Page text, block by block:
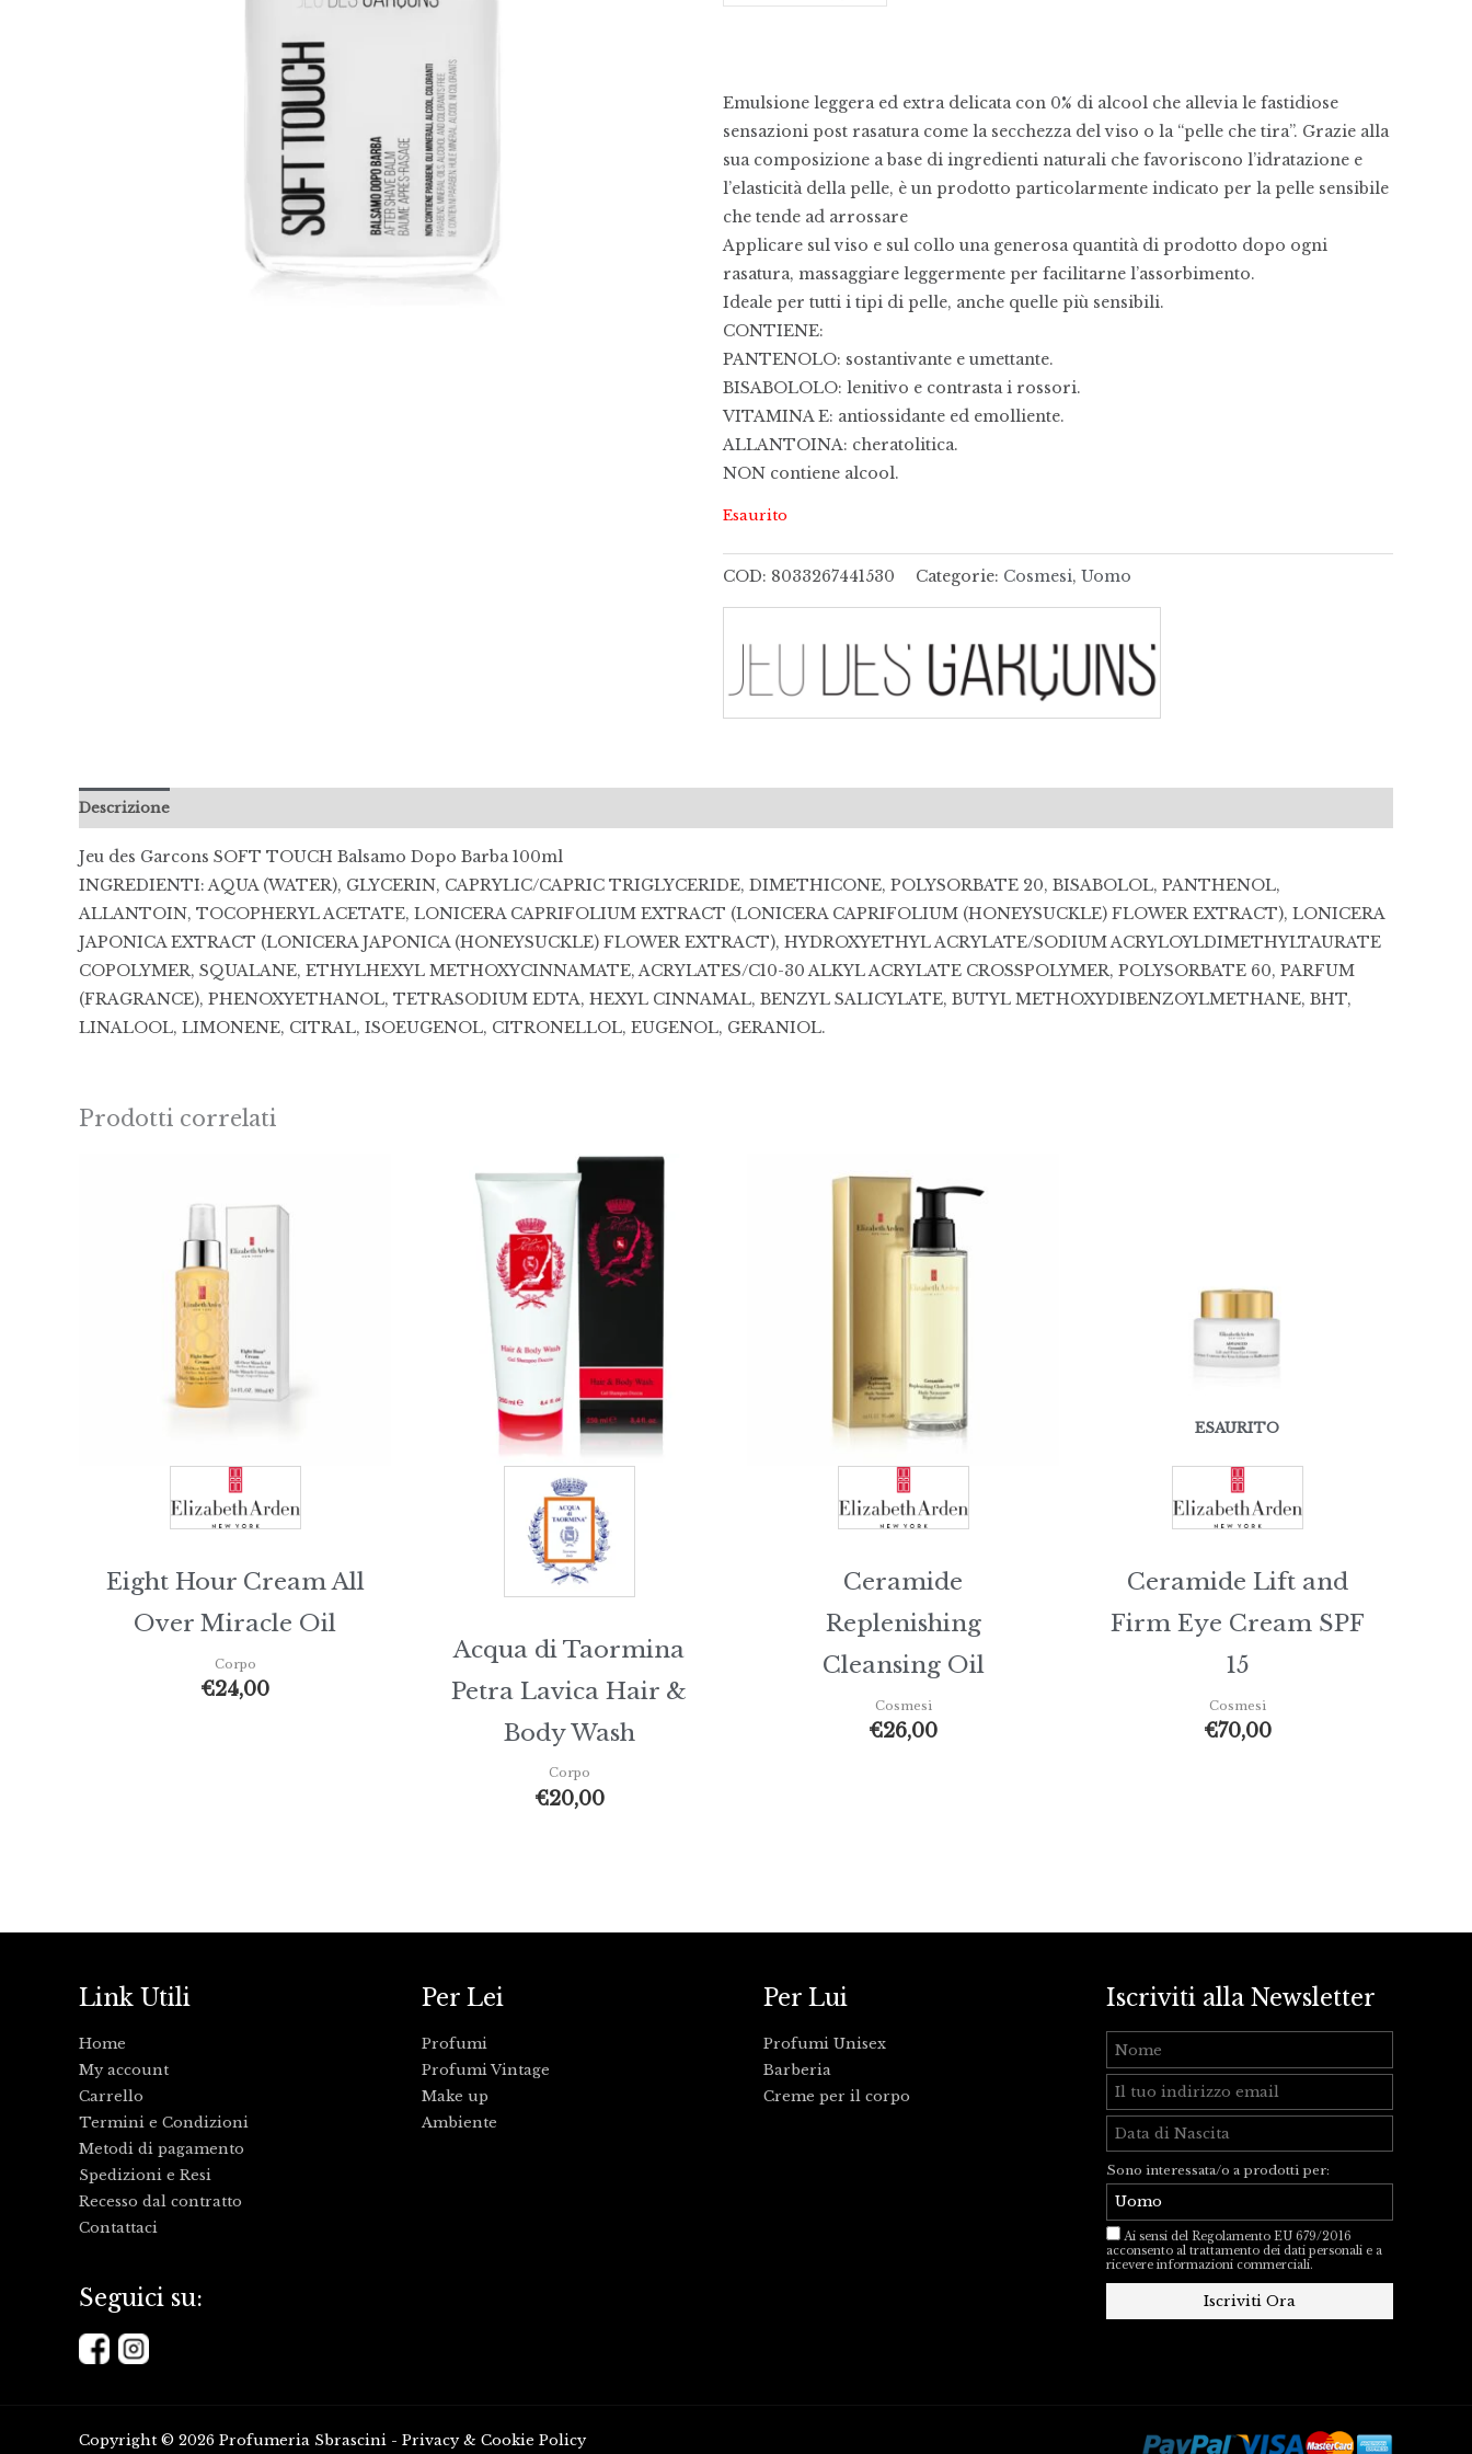
Emulsione leggera ed extra delicata con 0% di alcool che allevia le fastidiose
sensazioni post rasatura come la secchezza del viso o la “pelle che tira”. Grazie alla
sua composizione a base di ingredienti naturali che favoriscono l’idratazione e
l’elasticità della pelle, è un prodotto particolarmente indicato per la pelle sensibile
che tende ad arrossare
Applicare sul viso e sul collo una generosa quantità di prodotto dopo ogni
rasatura, massaggiare leggermente per facilitarne l’assorbimento.
Ideale per tutti i tipi di pelle, anche quelle più sensibili.
CONTIENE:
PANTENOLO: sostantivante e umettante.
BISABOLOLO: lenitivo e contrasta i rossori.
VITAMINA E: antiossidante ed emolliente.
ALLANTOINA: cheratolitica.
NON contiene alcool.
Esaurito
COD: 8033267441530 Categorie: Cosmesi, Uomo
Descrizione
Jeu des Garcons SOFT TOUCH Balsamo Dopo Barba 100ml
INGREDIENTI: AQUA (WATER), GLYCERIN, CAPRYLIC/CAPRIC TRIGLYCERIDE, DIMETHICONE, POLYSORBATE 20, BISABOLOL, PANTHENOL,
ALLANTOIN, TOCOPHERYL ACETATE, LONICERA CAPRIFOLIUM EXTRACT (LONICERA CAPRIFOLIUM (HONEYSUCKLE) FLOWER EXTRACT), LONICERA
JAPONICA EXTRACT (LONICERA JAPONICA (HONEYSUCKLE) FLOWER EXTRACT), HYDROXYETHYL ACRYLATE/SODIUM ACRYLOYLDIMETHYLTAURATE
COPOLYMER, SQUALANE, ETHYLHEXYL METHOXYCINNAMATE, ACRYLATES/C10-30 ALKYL ACRYLATE CROSSPOLYMER, POLYSORBATE 60, PARFUM
(FRAGRANCE), PHENOXYETHANOL, TETRASODIUM EDTA, HEXYL CINNAMAL, BENZYL SALICYLATE, BUTYL METHOXYDIBENZOYLMETHANE, BHT,
LINALOOL, LIMONENE, CITRAL, ISOEUGENOL, CITRONELLOL, EUGENOL, GERANIOL.
Prodotti correlati
Eight Hour Cream All
Over Miracle Oil
Corpo
€24,00
Acqua di Taormina
Petra Lavica Hair &
Body Wash
Corpo
€20,00
Ceramide
Replenishing
Cleansing Oil
Cosmesi
€26,00
ESAURITO
Ceramide Lift and
Firm Eye Cream SPF
15
Cosmesi
€70,00
Link Utili
Home
My account
Carrello
Termini e Condizioni
Metodi di pagamento
Spedizioni e Resi
Recesso dal contratto
Contattaci
Seguici su:
Per Lei
Profumi
Profumi Vintage
Make up
Ambiente
Per Lui
Profumi Unisex
Barberia
Creme per il corpo
Iscriviti alla Newsletter
Sono interessata/o a prodotti per:
Ai sensi del Regolamento EU 679/2016
acconsento al trattamento dei dati personali e a
ricevere informazioni commerciali.
Copyright © 2026 Profumeria Sbrascini - Privacy& Cookie Policy